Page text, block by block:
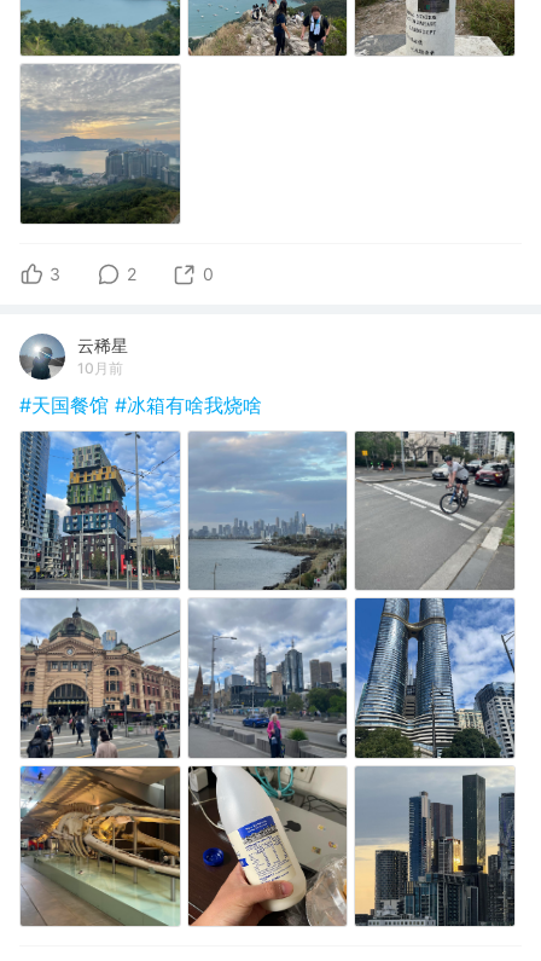
3 2 0
云稀星
10月前
#天国餐馆 #冰箱有啥我烧啥